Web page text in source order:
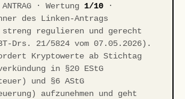
· Wertung 1/10 ·
des Linken-Antrags
streng regulieren und gerecht
Drs. 21/5824 vom 07.05.2026).
Kryptowerte ab Stichtag
in §20 EStG
und §6 AStG
aufzunehmen und geht